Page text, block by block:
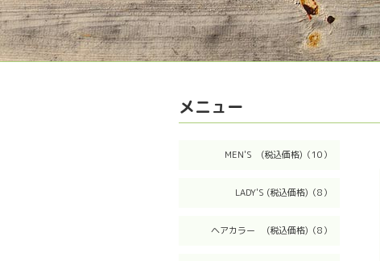
MEN'S (税込価格)（10）
LADY'S (税込価格)（8）
ヘアカラー (税込価格)（8）
メニュー